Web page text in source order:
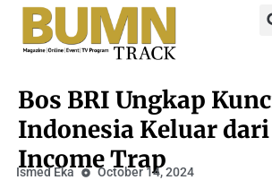
Bos BRI Ungkap
Indonesia Keluar
Income Trap
Ismed Eka October 14, 2024